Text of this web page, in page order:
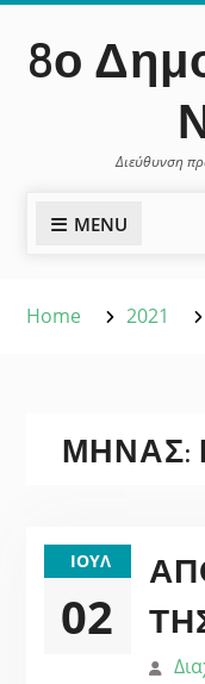
content
8ο
Διεύθυνση
MENU
Home 2021
ΜΉΝΑΣ:
ΙΟΎΛ
02